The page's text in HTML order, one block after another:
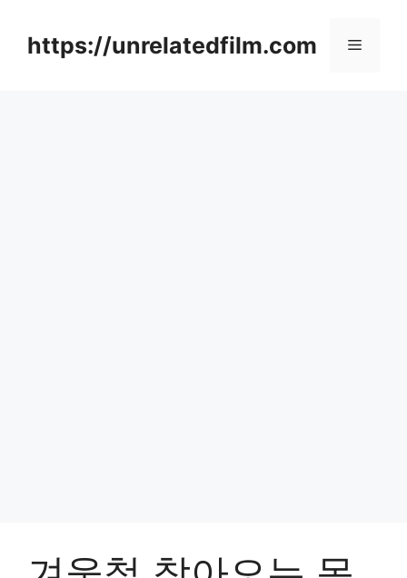
contenthttps://unrelatedfilm.com Menu